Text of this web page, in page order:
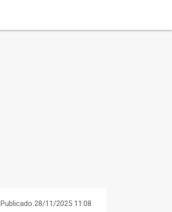
Publicado 28/11/2025 11:08